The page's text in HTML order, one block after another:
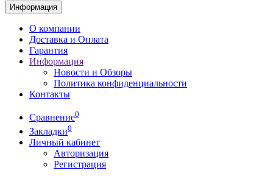
Информация
О компании
Доставка и Оплата
Гарантия
Информация
Новости и Обзоры
Политика конфиденциальности
Контакты
Сравнение0
Закладки0
Личный кабинет
Авторизация
Регистрация